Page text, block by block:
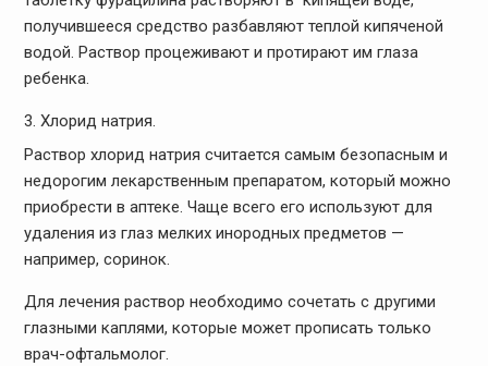
получившееся средство разбавляют теплой кипяченой
водой. Раствор процеживают и протирают им глаза
ребенка.
Хлорид натрия.
Раствор хлорид натрия считается самым безопасным и
недорогим лекарственным препаратом, который можно
приобрести в аптеке. Чаще всего его используют для
удаления из глаз мелких инородных предметов —
например, соринок.
Для лечения раствор необходимо сочетать с другими
глазными каплями, которые может прописать только
врач-офтальмолог.